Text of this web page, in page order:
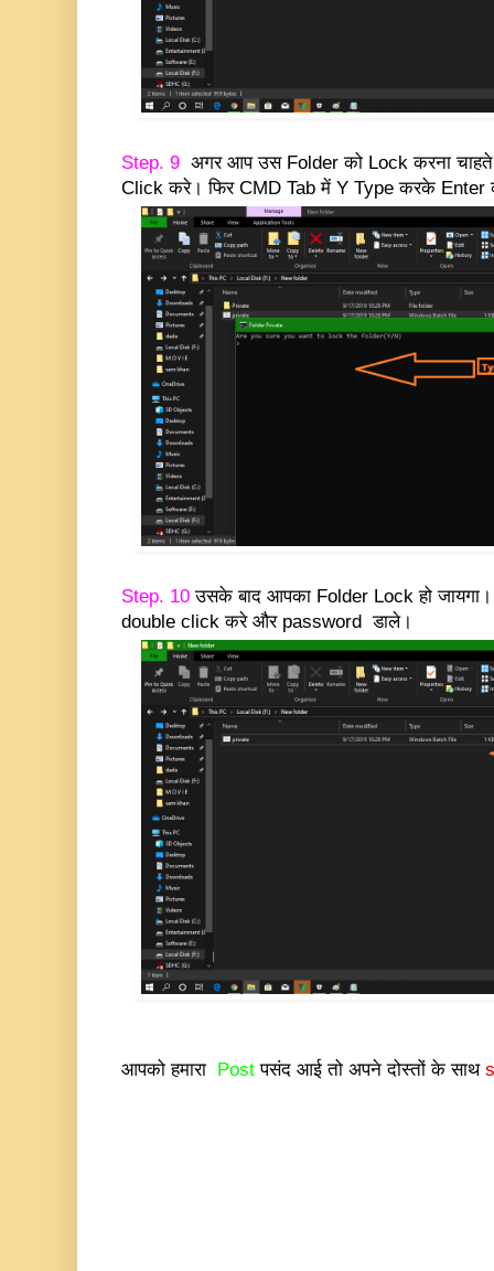
Step. 9 अगर आप उस Folder को Lock करना
Click करे।फिर CMD Tab में Y Type करके Enter
Step. 10उसके बाद आपका Folder Lock हो
double click करे और password डाले।
आपको हमारा Post पसंद आई तो अपने दोस्तों के साथ